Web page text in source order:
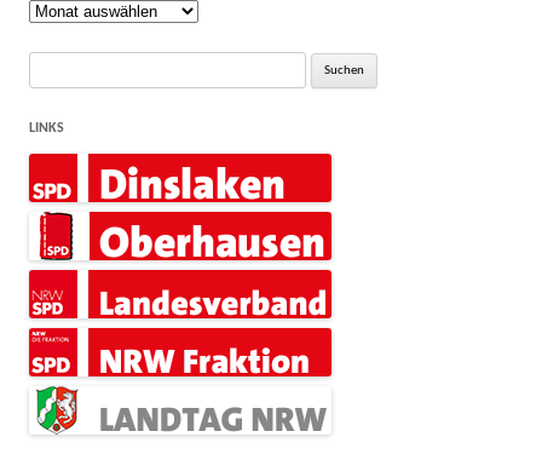
Rückblick
Suche
LINKS